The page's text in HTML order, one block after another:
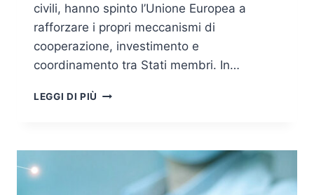
civili, hanno spinto l’Unione Europea a
rafforzare i propri meccanismi di
cooperazione, investimento e
coordinamento tra Stati membri. In…
LEGGI DI PIÙ CYBER
PIANO